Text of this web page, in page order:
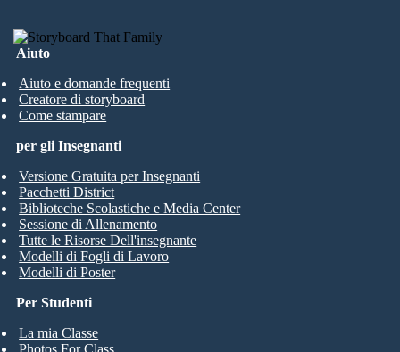
Aiuto
Aiuto e domande frequenti
Creatore di storyboard
Come stampare
Per Studenti
La mia Classe
Photos For Class
per gli Insegnanti
Versione Gratuita per Insegnanti
Pacchetti District
Biblioteche Scolastiche e Media Center
Sessione di Allenamento
Tutte le Risorse Dell'insegnante
Modelli di Fogli di Lavoro
Modelli di Poster